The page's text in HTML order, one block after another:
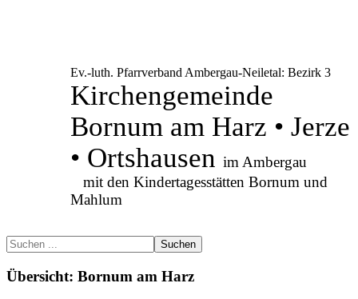
Ev.-luth. Pfarrverband Ambergau-Neiletal: Bezirk 3
Kirchengemeinde
Bornum am Harz • Jerze
• Ortshausen im Ambergau
mit den Kindertagesstätten Bornum und
Mahlum
Suchen
Übersicht: Bornum am Harz